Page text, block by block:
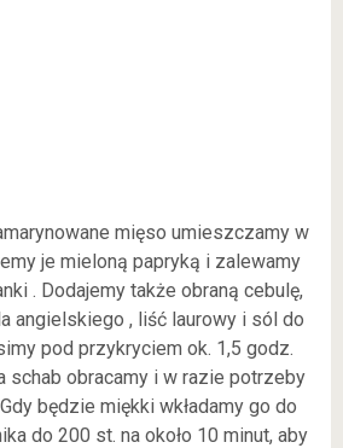
mięso umieszczamy w
je mieloną papryką i zalewamy
. Dodajemy także obraną cebulę,
angielskiego , liść laurowy i sól do
pod przykryciem ok. 1,5 godz.
schab obracamy i w razie potrzeby
będzie miękki wkładamy go do
do 200 st. na około 10 minut, aby